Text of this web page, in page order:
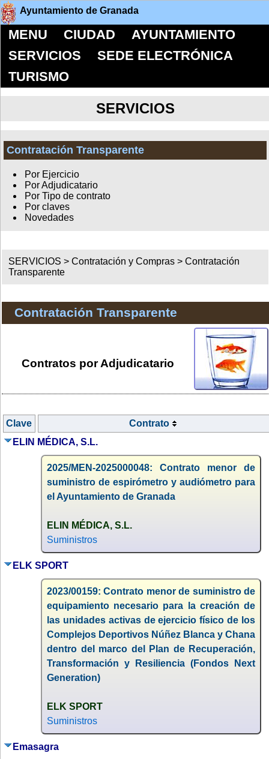
Ayuntamiento de Granada
MENU CIUDAD
AYUNTAMIENTO
SERVICIOS
SEDE ELECTRÓNICA
TURISMO
SERVICIOS
Contratación Transparente
Por Ejercicio
Por Adjudicatario
Por Tipo de contrato
Por claves
Novedades
SERVICIOS >Contratación y Compras >Contratación
Transparente
Contratación Transparente
Contratos por Adjudicatario
Clave
Contrato
ELIN MÉDICA, S.L.
2025/MEN-2025000048: Contrato menor de
suministro de espirómetro y audiómetro para
el Ayuntamiento de Granada
ELIN MÉDICA, S.L.
Suministros
ELK SPORT
2023/00159: Contrato menor de suministro de
equipamiento necesario para la creación de
las unidades activas de ejercicio físico de los
Complejos Deportivos Núñez Blanca y Chana
dentro del marco del Plan de Recuperación,
Transformación y Resiliencia (Fondos Next
Generation)
ELK SPORT
Suministros
Emasagra